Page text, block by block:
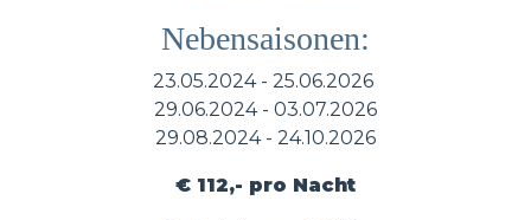
Nebensaisonen:
23.05.2024 - 25.06.2026
29.06.2024 - 03.07.2026
29.08.2024 - 24.10.2026
€ 112,- pro Nacht